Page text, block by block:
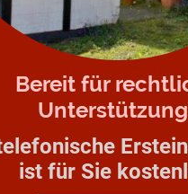
Bereit für
ist für Sie